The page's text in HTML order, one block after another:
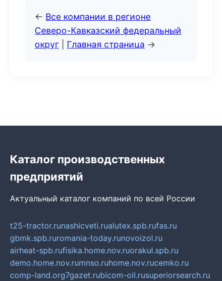
← Все компании в регионе
Северо-Кавказский федеральный
округ
Главная страница →
Каталог производственных
предприятий
Актуальный каталог компаний по всей России
t25-tractor.runashicveti.rualutex.spb.rufas.ru
gbmk.spb.ruromania-today.runovoizol.ru
airheat-spb.rufisika.home.nov.ruorakul.spb.ru
demo.home.nov.rumnso.ruhome.nov.rucemko.ru
comp-land.org7gazet.rubicom-oil.rusuperiorsearch.ru